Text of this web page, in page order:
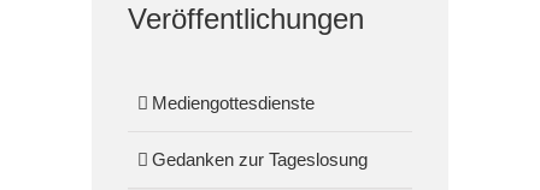
Veröffentlichungen
Mediengottesdienste
Gedanken zur Tageslosung